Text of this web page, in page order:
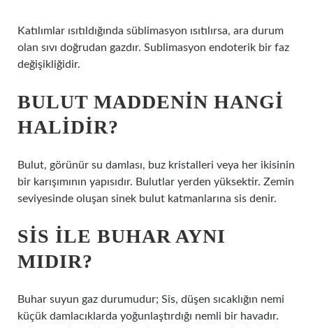
Katılımlar ısıtıldığında süblimasyon ısıtılırsa, ara durum
olan sıvı doğrudan gazdır. Sublimasyon endoterik bir faz
değişikliğidir.
BULUT MADDENIN HANGI
HALIDIR?
Bulut, görünür su damlası, buz kristalleri veya her ikisinin
bir karışımının yapısıdır. Bulutlar yerden yüksektir. Zemin
seviyesinde oluşan sinek bulut katmanlarına sis denir.
SIS ILE BUHAR AYNI
MIDIR?
Buhar suyun gaz durumudur; Sis, düşen sıcaklığın nemi
küçük damlacıklarda yoğunlaştırdığı nemli bir havadır.